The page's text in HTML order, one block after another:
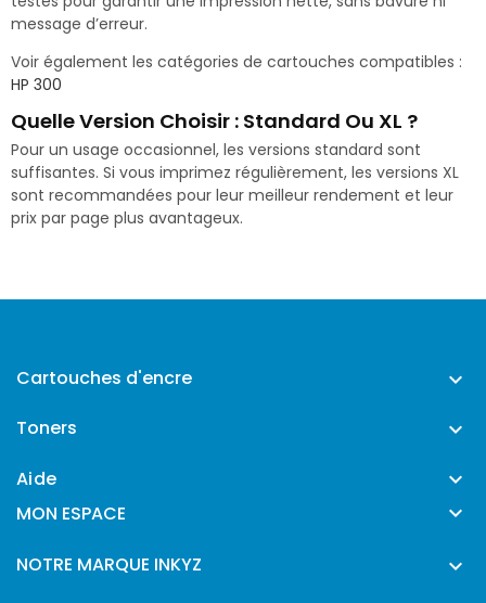
message d’erreur.
Voir également les catégories de cartouches compatibles :
HP 300
Quelle Version Choisir : Standard Ou XL ?
Pour un usage occasionnel, les versions standard sont
suffisantes. Si vous imprimez régulièrement, les versions XL
sont recommandées pour leur meilleur rendement et leur
prix par page plus avantageux.
Cartouches d'encre 
Toners 
Aide 
MON ESPACE 
NOTRE MARQUE INKYZ 